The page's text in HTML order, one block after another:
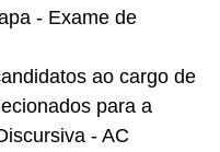
- Exame de
ao cargo de
para a
- AC